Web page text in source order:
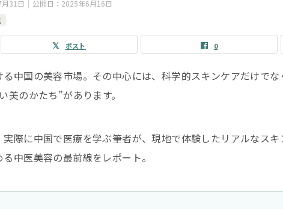
31日 公開日： 2025年6月16日
ポスト 0
る中国の美容市場。その中心には、科学的スキンケアだけで
美のかたち”があります。
際に中国で医療を学ぶ筆者が、現地で体験したリアルなス
中医美容の最前線をレポート。